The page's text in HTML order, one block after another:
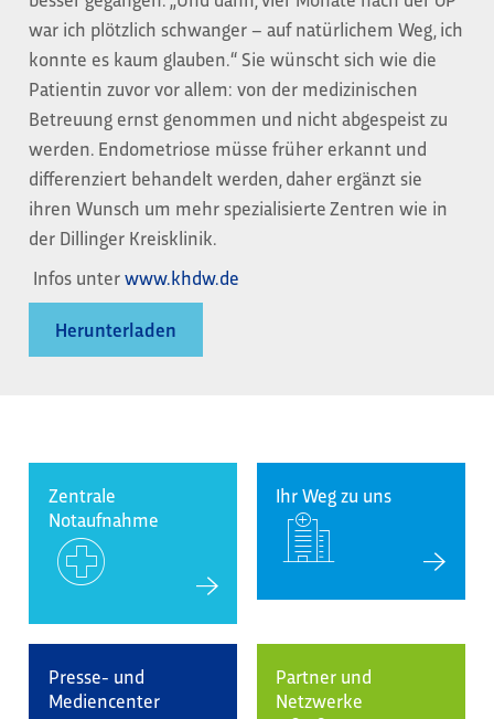
war ich plötzlich schwanger – auf natürlichem Weg, ich
konnte es kaum glauben.“ Sie wünscht sich wie die
Patientin zuvor vor allem: von der medizinischen
Betreuung ernst genommen und nicht abgespeist zu
werden. Endometriose müsse früher erkannt und
differenziert behandelt werden, daher ergänzt sie
ihren Wunsch um mehr spezialisierte Zentren wie in
der Dillinger Kreisklinik.
Infos unterwww.khdw.de
Herunterladen
Zentrale
Notaufnahme
Ihr Weg zu uns
Presse- und
Mediencenter
Partner und
Netzwerke